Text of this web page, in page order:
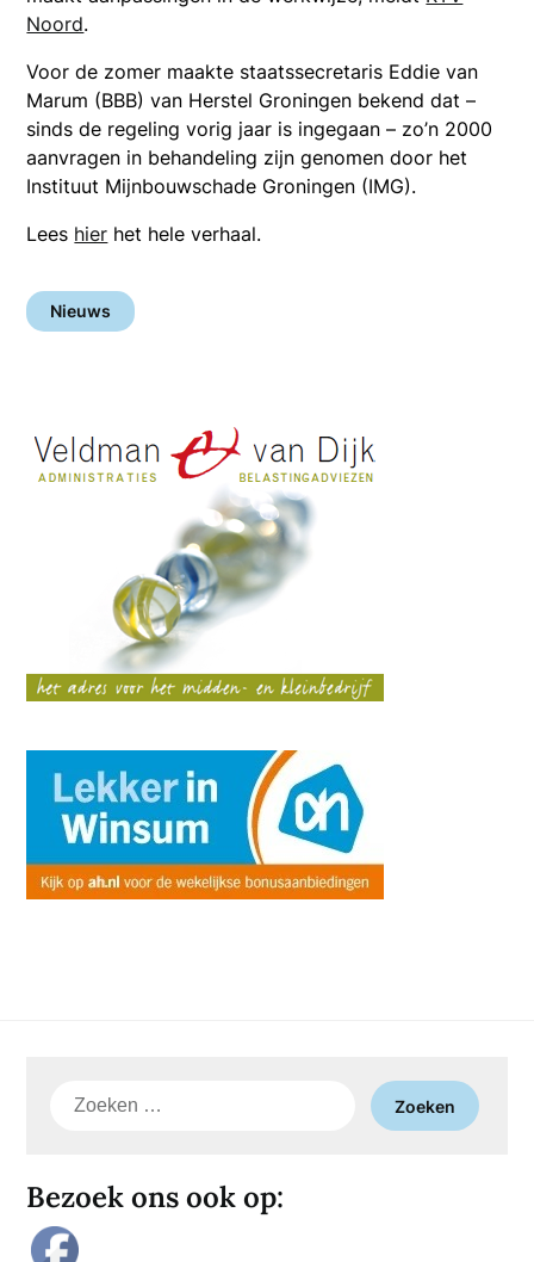
Noord.
Voor de zomer maakte staatssecretaris Eddie van
Marum (BBB) van Herstel Groningen bekend dat –
sinds de regeling vorig jaar is ingegaan – zo’n 2000
aanvragen in behandeling zijn genomen door het
Instituut Mijnbouwschade Groningen (IMG).
Lees hier het hele verhaal.
Nieuws
Zoeken
Bezoek ons ook op: